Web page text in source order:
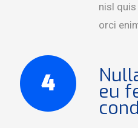
nisl
orci
eu